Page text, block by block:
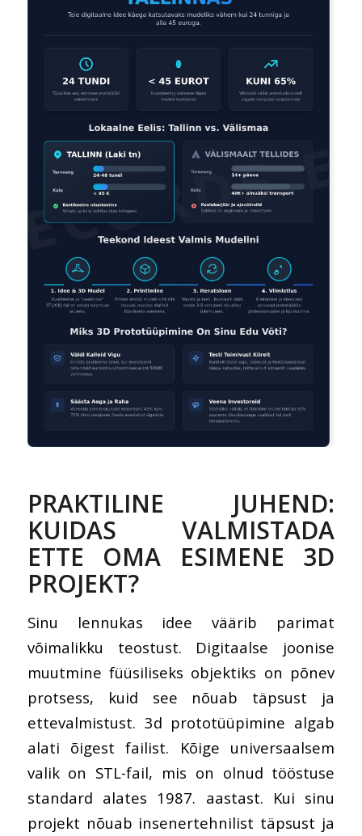
PRAKTILINE JUHEND:
KUIDAS VALMISTADA
ETTE OMA ESIMENE 3D
PROJEKT?
Sinu lennukas idee väärib parimat
võimalikku teostust. Digitaalse joonise
muutmine füüsiliseks objektiks on põnev
protsess, kuid see nõuab täpsust ja
ettevalmistust. 3d prototüüpimine algab
alati õigest failist. Kõige universaalsem
valik on STL-fail, mis on olnud tööstuse
standard alates 1987. aastast. Kui sinu
projekt nõuab insenertehnilist täpsust ja